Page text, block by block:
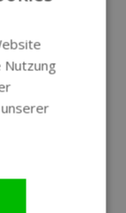
GERMAN
Nutzung